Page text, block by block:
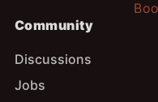
Community
Discussions
Jobs